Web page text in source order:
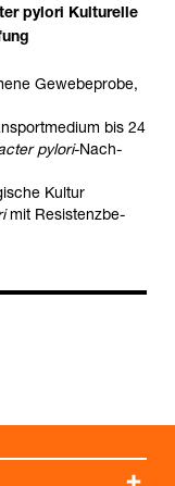
pylori Kul­tu­relle
Gewe­be­probe,
bis 24
pylori-​Nach­
Kul­tur
mit Resis­tenz­be­